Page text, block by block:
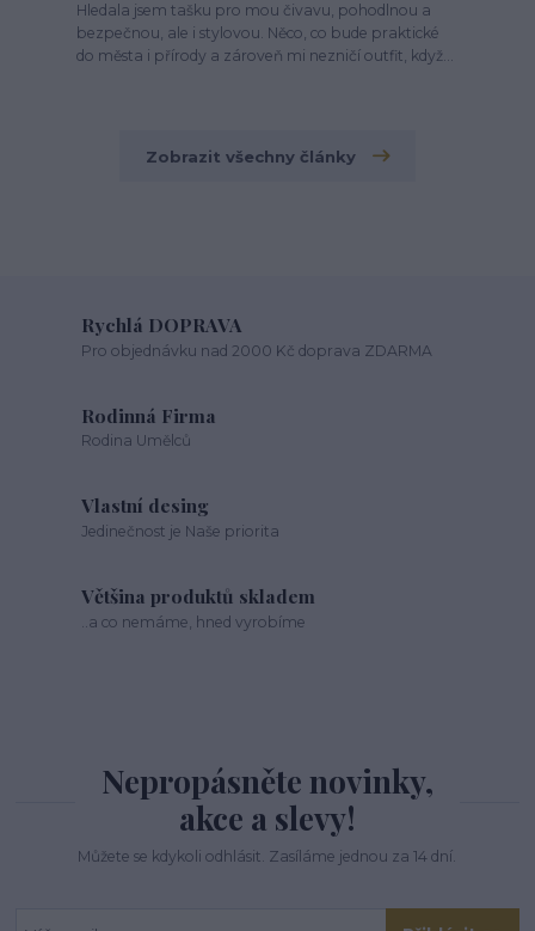
Hledala jsem tašku pro mou čivavu, pohodlnou a
bezpečnou, ale i stylovou. Něco, co bude praktické
do města i přírody a zároveň mi nezničí outfit, když...
Zobrazit všechny články
Rychlá DOPRAVA
Pro objednávku nad 2000 Kč doprava ZDARMA
Rodinná Firma
Rodina Umělců
Vlastní desing
Jedinečnost je Naše priorita
Většina produktů skladem
..a co nemáme, hned vyrobíme
Nepropásněte novinky,
akce a slevy!
Můžete se kdykoli odhlásit. Zasíláme jednou za 14 dní.